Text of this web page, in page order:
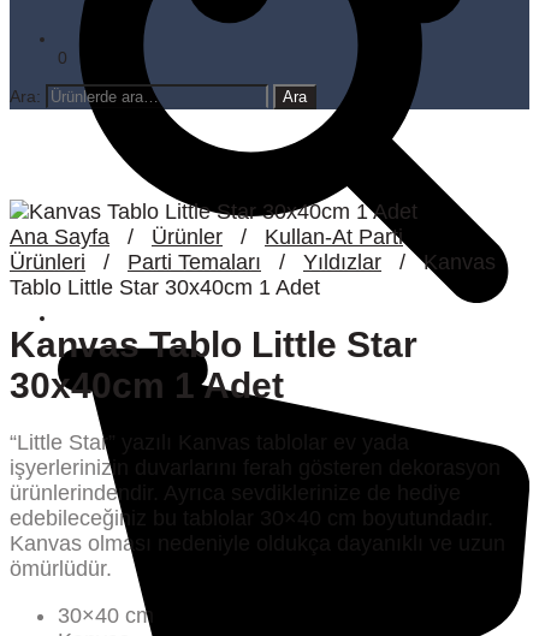
0
Ara:
Ana Sayfa / Ürünler / Kullan-At Parti
Ürünleri / Parti Temaları / Yıldızlar /Kanvas
Tablo Little Star 30x40cm 1 Adet
Kanvas Tablo Little Star
30x40cm 1 Adet
“Little Star” yazılı Kanvas tablolar ev yada
işyerlerinizin duvarlarını ferah gösteren dekorasyon
ürünlerindendir. Ayrıca sevdiklerinize de hediye
edebileceğiniz bu tablolar 30×40 cm boyutundadır.
Kanvas olması nedeniyle oldukça dayanıklı ve uzun
ömürlüdür.
30×40 cm